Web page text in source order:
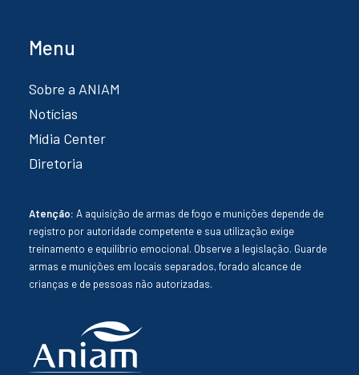
Menu
Sobre a ANIAM
Notícias
Mídia Center
Diretoria
Atenção: A aquisição de armas de fogo e munições depende de
registro por autoridade competente e sua utilização exige
treinamento e equilíbrio emocional. Observe a legislação. Guarde
armas e munições em locais separados, forado alcance de
crianças e de pessoas não autorizadas.